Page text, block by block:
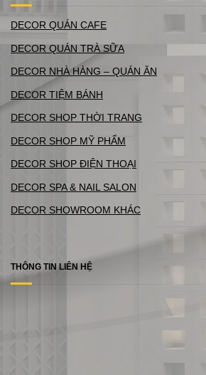
DECOR QUÁN CAFE
DECOR QUÁN TRÀ SỮA
DECOR NHÀ HÀNG – QUÁN ĂN
DECOR TIỆM BÁNH
DECOR SHOP THỜI TRANG
DECOR SHOP MỸ PHẨM
DECOR SHOP ĐIỆN THOẠI
DECOR SPA & NAIL SALON
DECOR SHOWROOM KHÁC
THÔNG TIN LIÊN HỆ